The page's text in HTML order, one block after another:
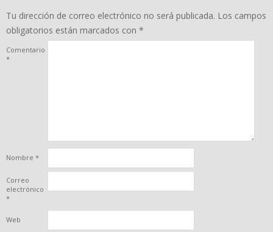
Tu dirección de correo electrónico no será publicada. Los campos
obligatorios están marcados con *
Comentario
*
Nombre *
Correo
electrónico
*
Web